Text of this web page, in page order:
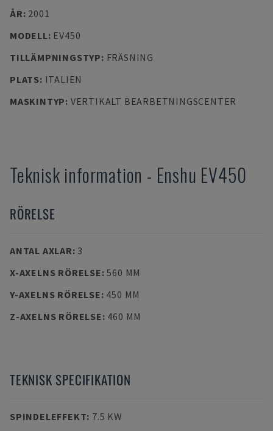
ÅR: 2001
MODELL: EV450
TILLÄMPNINGSTYP: FRÄSNING
PLATS: ITALIEN
MASKINTYP: VERTIKALT BEARBETNINGSCENTER
Teknisk information - Enshu EV450
RÖRELSE
ANTAL AXLAR: 3
X-AXELNS RÖRELSE:560 MM
Y-AXELNS RÖRELSE: 450 MM
Z-AXELNS RÖRELSE: 460 MM
TEKNISK SPECIFIKATION
SPINDELEFFEKT: 7.5 KW